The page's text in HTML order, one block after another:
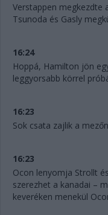
Verstappen megkezdte
Tsunoda és Gasly
16:24
Hoppá, Hamilton jön
leggyorsabb körrel
16:23
Sok csata zajlik a
16:23
Ocon lenyomja Strollt
szerezhet a kanadai –
keveréken menekül